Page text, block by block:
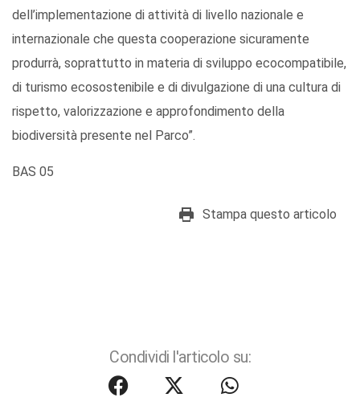
dell’implementazione di attività di livello nazionale e
internazionale che questa cooperazione sicuramente
produrrà, soprattutto in materia di sviluppo ecocompatibile,
di turismo ecosostenibile e di divulgazione di una cultura di
rispetto, valorizzazione e approfondimento della
biodiversità presente nel Parco”.
BAS 05
Stampa questo articolo
Condividi l'articolo su: